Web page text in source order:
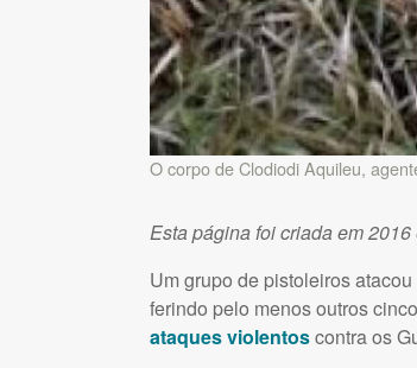
O corpo de Clodiodi Aquileu,
Esta página foi criada em
Um grupo de pistoleiros
ferindo pelo menos outros
ataques violentoscontra os